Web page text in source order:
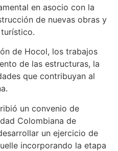
en asocio con la
de nuevas obras y
de Hocol, los trabajos
de las estructuras, la
que contribuyan al
un convenio de
Colombiana de
un ejercicio de
incorporando la etapa